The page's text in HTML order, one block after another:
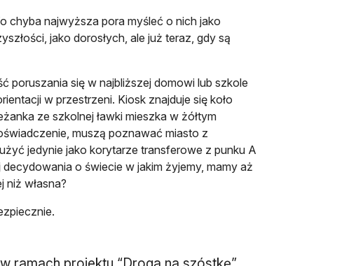
chyba najwyższa pora myśleć o nich jako
jako dorosłych, ale już teraz, gdy są
poruszania się w najbliższej domowi lub szkole
w przestrzeni. Kiosk znajduje się koło
ze szkolnej ławki mieszka w żółtym
muszą poznawać miasto z
jedynie jako korytarze transferowe z punku A
o świecie w jakim żyjemy, mamy aż
niż własna?